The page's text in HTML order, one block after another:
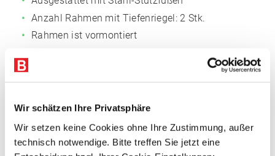
Wir schätzen Ihre Privatsphäre
Wir setzen keine Cookies ohne Ihre Zustimmung, außer
technisch notwendige. Bitte treffen Sie jetzt eine
Anzahl Rahmen mit Tiefenriegel: 2 Stk.
Rahmen ist vormontiert
Fachböden
Anzahl der Böden: 5
Oberflächen glanzverzinkt
3-fach gekantet, 40 mm Rohrkante, für